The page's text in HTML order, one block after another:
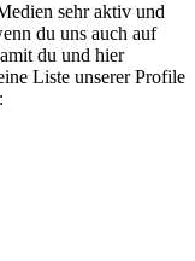
sehr aktiv und
du uns auch auf
du und hier
Liste unserer Profile